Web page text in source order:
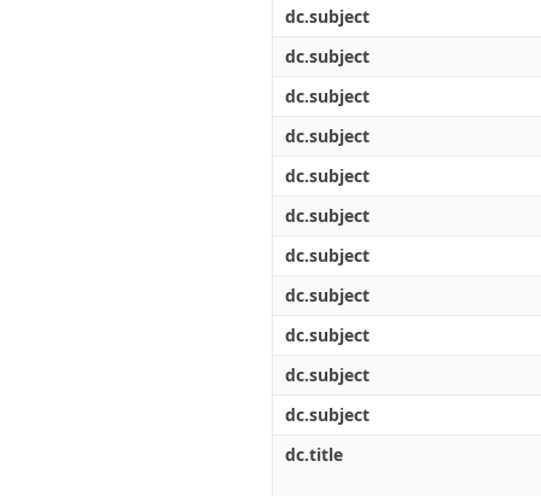
dc.subject
dc.subject
dc.subject
dc.subject
dc.subject
dc.subject
dc.subject
dc.subject
dc.subject
dc.subject
dc.subject
dc.title